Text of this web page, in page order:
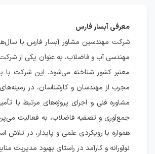
معرفی آبسار فارس
شرکت مهندسین مشاور آبسار فارس با
مهندسی آب و فاضلاب، به عنوان یکی از
معتبر کشور شناخته می‌شود. این شرکت با
مجرب از مهندسان و کارشناسان، در
مشاوره فنی و اجرای پروژه‌های مرتبط با
جمع‌آوری و تصفیه فاضلاب، به فعالیت
همواره با رویکردی علمی و پایدار، در تلاش
نوآورانه و کارآمد در راستای بهبود مدیریت